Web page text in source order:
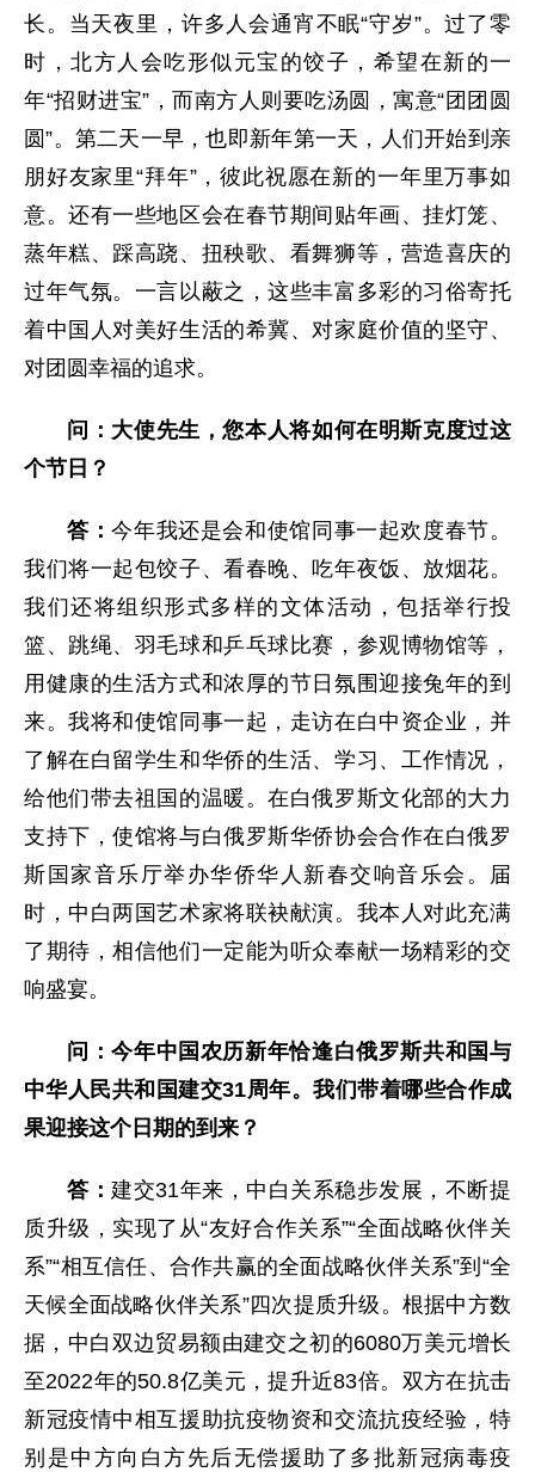
长。当天夜里，许多人会通宵不眠“守岁”。过了零
时，北方人会吃形似元宝的饺子，希望在新的一
年“招财进宝”，而南方人则要吃汤圆，寓意“团团圆
圆”。第二天一早，也即新年第一天，人们开始到亲
朋好友家里“拜年”，彼此祝愿在新的一年里万事如
意。还有一些地区会在春节期间贴年画、挂灯笼、
蒸年糕、踩高跷、扭秧歌、看舞狮等，营造喜庆的
过年气氛。一言以蔽之，这些丰富多彩的习俗寄托
着中国人对美好生活的希冀、对家庭价值的坚守、
对团圆幸福的追求。
问：大使先生，您本人将如何在明斯克度过这
个节日？
答：今年我还是会和使馆同事一起欢度春节。
我们将一起包饺子、看春晚、吃年夜饭、放烟花。
我们还将组织形式多样的文体活动，包括举行投
篮、跳绳、羽毛球和乒乓球比赛，参观博物馆等，
用健康的生活方式和浓厚的节日氛围迎接兔年的到
来。我将和使馆同事一起，走访在白中资企业，并
了解在白留学生和华侨的生活、学习、工作情况，
给他们带去祖国的温暖。在白俄罗斯文化部的大力
支持下，使馆将与白俄罗斯华侨协会合作在白俄罗
斯国家音乐厅举办华侨华人新春交响音乐会。届
时，中白两国艺术家将联袂献演。我本人对此充满
了期待，相信他们一定能为听众奉献一场精彩的交
响盛宴。
问：今年中国农历新年恰逢白俄罗斯共和国与
中华人民共和国建交31周年。我们带着哪些合作成
果迎接这个日期的到来？
答：建交31年来，中白关系稳步发展，不断提
质升级，实现了从“友好合作关系”“全面战略伙伴关
系”“相互信任、合作共赢的全面战略伙伴关系”到“全
天候全面战略伙伴关系”四次提质升级。根据中方数
据，中白双边贸易额由建交之初的6080万美元增长
至2022年的50.8亿美元，提升近83倍。双方在抗击
新冠疫情中相互援助抗疫物资和交流抗疫经验，特
别是中方向白方先后无偿援助了多批新冠病毒疫